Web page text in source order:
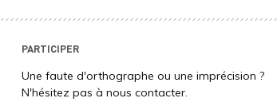
PARTICIPER
Une faute d'orthographe ou une imprécision ?
N'hésitez pas à nous contacter.